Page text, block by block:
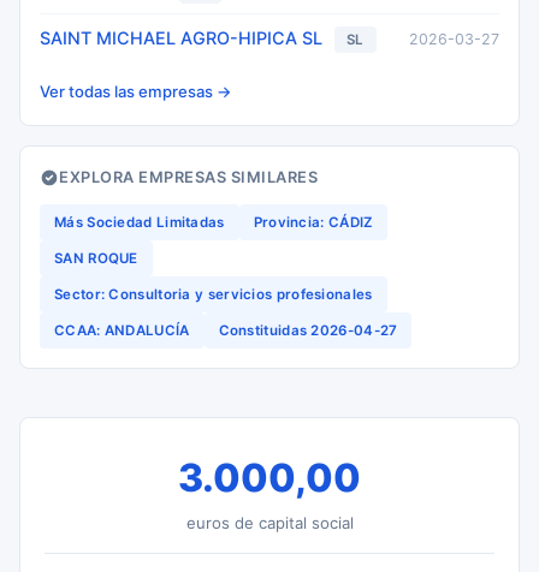
SAINT MICHAEL AGRO-HIPICA SL SL 2026-03-27
Ver todas las empresas →
EXPLORA EMPRESAS SIMILARES
Más Sociedad Limitadas Provincia: CÁDIZ
SAN ROQUE
Sector: Consultoria y servicios profesionales
CCAA: ANDALUCÍA Constituidas 2026-04-27
3.000,00
euros de capital social